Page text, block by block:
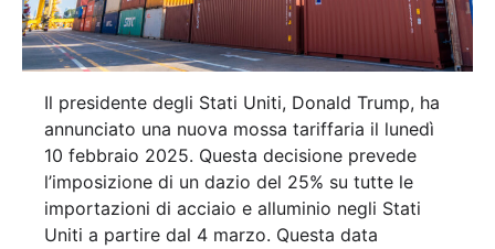
Il presidente degli Stati Uniti, Donald Trump, ha
annunciato una nuova mossa tariffaria il lunedì
10 febbraio 2025. Questa decisione prevede
l’imposizione di un dazio del 25% su tutte le
importazioni di acciaio e alluminio negli Stati
Uniti a partire dal 4 marzo. Questa data